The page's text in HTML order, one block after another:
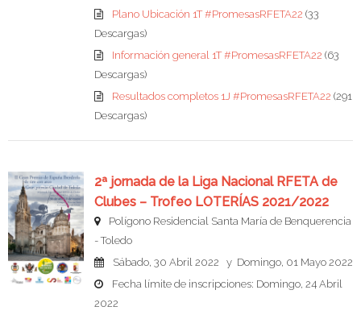
Plano Ubicación 1T #PromesasRFETA22 (33
Descargas)
Información general 1T #PromesasRFETA22 (63
Descargas)
Resultados completos 1J #PromesasRFETA22 (291
Descargas)
2ª jornada de la Liga Nacional RFETA de
Clubes – Trofeo LOTERÍAS 2021/2022
Polígono Residencial Santa María de Benquerencia
- Toledo
Sábado, 30 Abril 2022 y Domingo, 01 Mayo 2022
Fecha límite de inscripciones: Domingo, 24 Abril
2022